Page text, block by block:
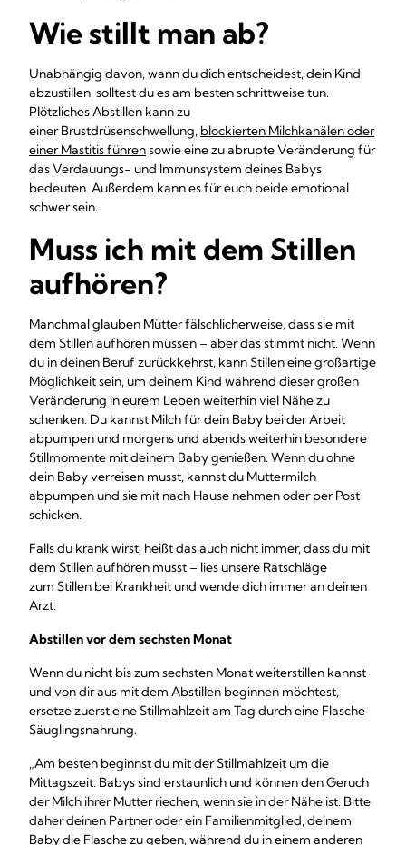
Wie stillt man ab?
Unabhängig davon, wann du dich entscheidest, dein Kind
abzustillen, solltest du es am besten schrittweise tun.
Plötzliches Abstillen kann zu
einer Brustdrüsenschwellung, blockierten Milchkanälen oder
einer Mastitis führensowie eine zu abrupte Veränderung für
das Verdauungs- und Immunsystem deines Babys
bedeuten. Außerdem kann es für euch beide emotional
schwer sein.
Muss ich mit dem Stillen
aufhören?
Manchmal glauben Mütter fälschlicherweise, dass sie mit
dem Stillen aufhören müssen – aber das stimmt nicht. Wenn
du in deinen Beruf zurückkehrst, kann Stillen eine großartige
Möglichkeit sein, um deinem Kind während dieser großen
Veränderung in eurem Leben weiterhin viel Nähe zu
schenken. Du kannst Milch für dein Baby bei der Arbeit
abpumpen und morgens und abends weiterhin besondere
Stillmomente mit deinem Baby genießen. Wenn du ohne
dein Baby verreisen musst, kannst du Muttermilch
abpumpen und sie mit nach Hause nehmen oder per Post
schicken.
Falls du krank wirst, heißt das auch nicht immer, dass du mit
dem Stillen aufhören musst – lies unsere Ratschläge
zum Stillen bei Krankheit und wende dich immer an deinen
Arzt.
Abstillen vor dem sechsten Monat
Wenn du nicht bis zum sechsten Monat weiterstillen kannst
und von dir aus mit dem Abstillen beginnen möchtest,
ersetze zuerst eine Stillmahlzeit am Tag durch eine Flasche
Säuglingsnahrung.
„Am besten beginnst du mit der Stillmahlzeit um die
Mittagszeit. Babys sind erstaunlich und können den Geruch
der Milch ihrer Mutter riechen, wenn sie in der Nähe ist. Bitte
daher deinen Partner oder ein Familienmitglied, deinem
Baby die Flasche zu geben, während du in einem anderen